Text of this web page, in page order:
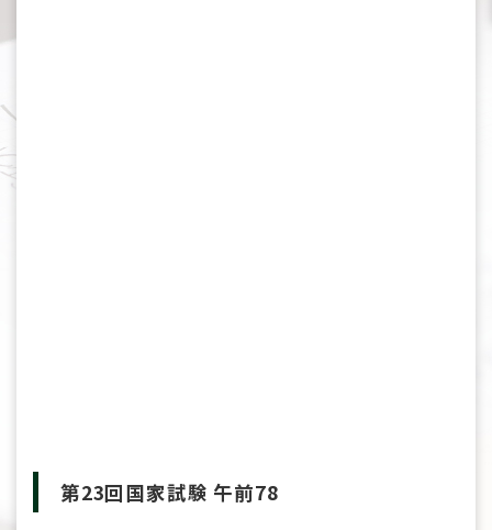
第23回国家試験 午前78